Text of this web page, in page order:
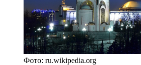
Фото: ru.wikipedia.org